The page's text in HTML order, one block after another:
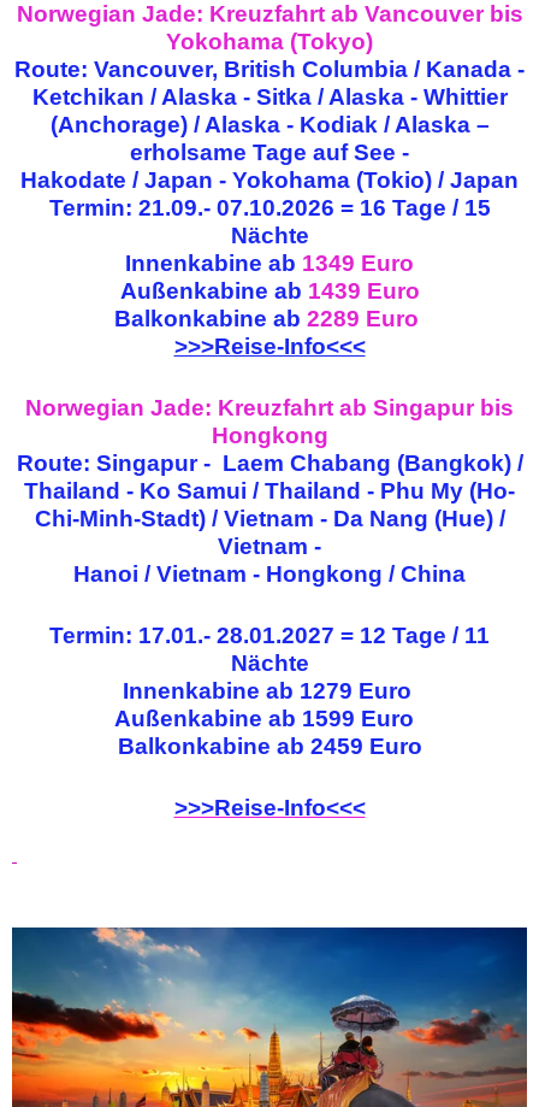
Norwegian Jade: Kreuzfahrt ab Vancouver bis
Yokohama (Tokyo)
Route: Vancouver, British Columbia / Kanada -
Ketchikan / Alaska - Sitka / Alaska - Whittier
(Anchorage) / Alaska - Kodiak / Alaska –
erholsame Tage auf See -
Hakodate / Japan - Yokohama (Tokio) / Japan
Termin: 21.09.- 07.10.2026 = 16 Tage / 15
Nächte
Innenkabine ab 1349 Euro
Außenkabine ab 1439 Euro
Balkonkabine ab 2289 Euro
>>>Reise-Info<<<
Norwegian Jade: Kreuzfahrt ab Singapur bis
Hongkong
Route: Singapur - Laem Chabang (Bangkok) /
Thailand - Ko Samui / Thailand - Phu My (Ho-
Chi-Minh-Stadt) / Vietnam - Da Nang (Hue) /
Vietnam -
Hanoi / Vietnam - Hongkong / China
Termin: 17.01.- 28.01.2027 = 12 Tage / 11
Nächte
Innenkabine ab 1279 Euro
Außenkabine ab 1599 Euro
Balkonkabine ab 2459 Euro
>>>Reise-Info<<<